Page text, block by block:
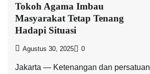
Tokoh Agama Imbau
Masyarakat Tetap Tenang
Hadapi Situasi
Agustus 30, 2025 0
Jakarta — Ketenangan dan persatuan